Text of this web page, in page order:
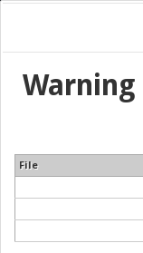
Warning
File